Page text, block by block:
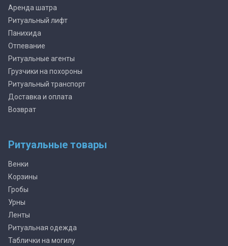
Аренда шатра
Ритуальный лифт
Панихида
Отпевание
Ритуальные агенты
Грузчики на похороны
Ритуальный транспорт
Доставка и оплата
Возврат
Ритуальные товары
Венки
Корзины
Гробы
Урны
Ленты
Ритуальная одежда
Таблички на могилу